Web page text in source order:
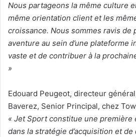
Nous partageons la même culture
même orientation client et les
croissance. Nous sommes ravis de
aventure au sein d’une plateforme
vaste et de contribuer à la
»
Edouard Peugeot, directeur
Baverez, Senior Principal, chez
« Jet Sport constitue une première
dans la stratégie d’acquisition et de